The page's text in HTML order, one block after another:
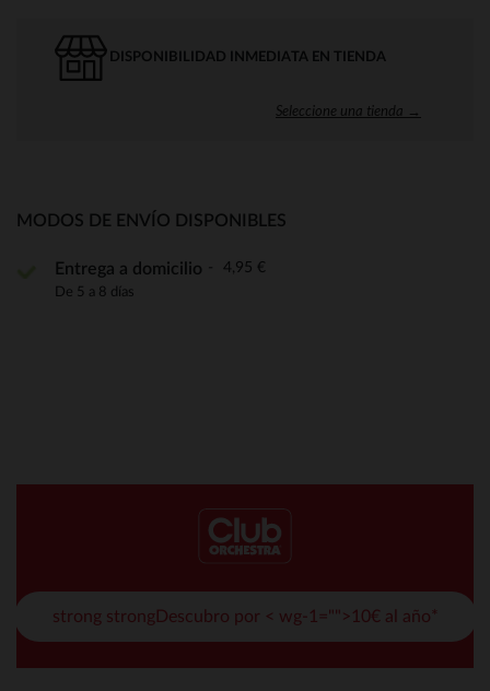
DISPONIBILIDAD INMEDIATA EN TIENDA
Seleccione una tienda →
MODOS DE ENVÍO DISPONIBLES
Entrega a domicilio 4,95 €
De 5 a 8 días
strong strongDescubro por < wg-1="">10€ al año*